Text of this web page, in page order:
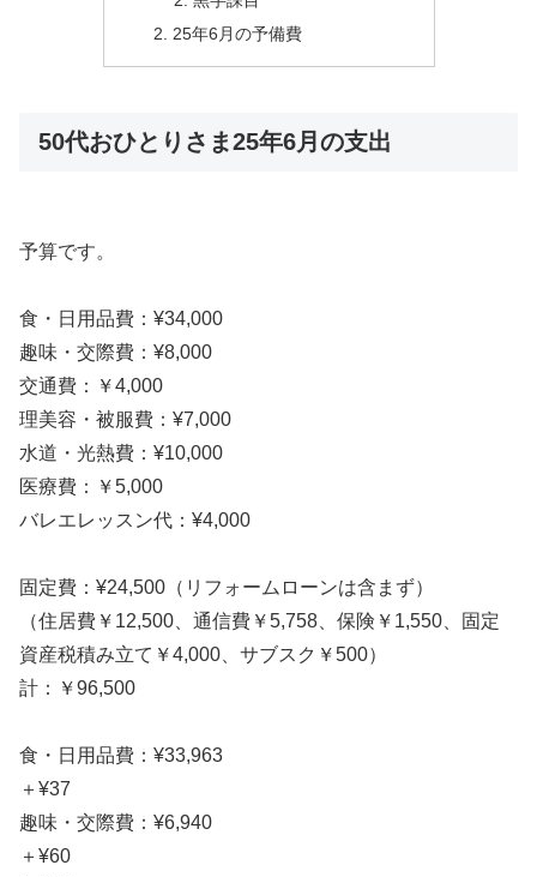
25年6月の予備費
50代おひとりさま25年6月の支出
予算です。
食・日用品費：¥34,000
趣味・交際費：¥8,000
交通費：￥4,000
理美容・被服費：¥7,000
水道・光熱費：¥10,000
医療費：￥5,000
バレエレッスン代：¥4,000
固定費：¥24,500（リフォームローンは含まず）
（住居費￥12,500、通信費￥5,758、保険￥1,550、固定
資産税積み立て￥4,000、サブスク￥500）
計：￥96,500
食・日用品費：¥33,963
＋¥37
趣味・交際費：¥6,940
＋¥60